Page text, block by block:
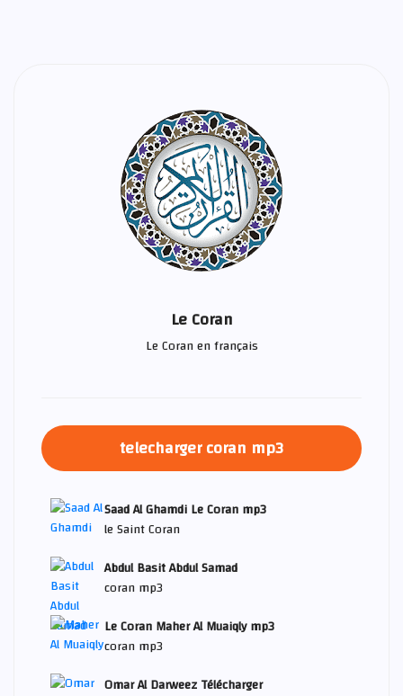
Le Coran
Le Coran en français
telecharger coran mp3
Saad Al Ghamdi Le Coran mp3
le Saint Coran
Abdul Basit Abdul Samad
coran mp3
Le Coran Maher Al Muaiqly mp3
coran mp3
Omar Al Darweez Télécharger